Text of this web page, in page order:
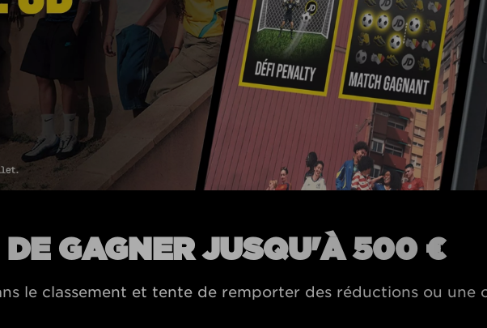
GAGNER JUSQU'À 500 €
le classement et tente de remporter des réductions ou une